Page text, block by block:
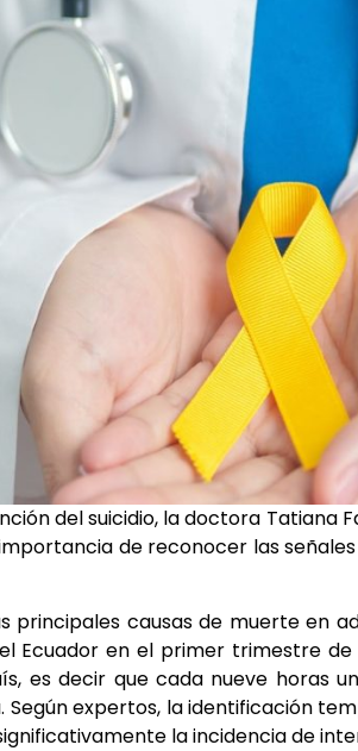
del suicidio, la doctora Tatiana
de reconocer las
principales causas de muerte en
Ecuador en el primer trimestre
es decir que cada nueve horas
Según expertos, la identificación
la incidencia de